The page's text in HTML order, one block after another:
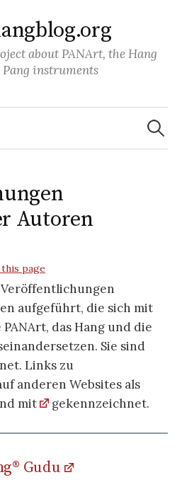
about PANArt, the Hang
instruments
e
a
Autoren
page
aufgeführt, die sich mit
das Hang und die
Sie sind
Links zu
anderen Websites als
mit
gekennzeichnet.
Gudu